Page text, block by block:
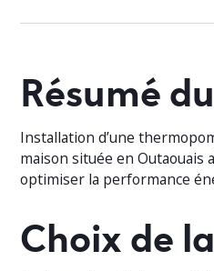
Résumé
Installation d’une
maison située en
optimiser la performance
Choix de